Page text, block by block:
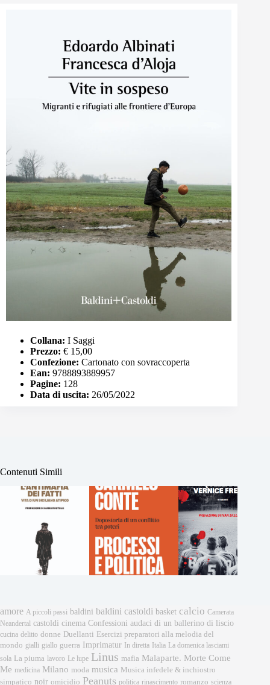
Collana: I Saggi
Prezzo: € 15,00
Confezione: Cartonato con sovraccoperta
Ean: 9788893889957
Pagine: 128
Data di uscita: 26/05/2022
Contenuti Simili
amore A piccoli passi baldini baldini castoldi basket calcio Camerata
Neandertal castoldi cinema Confessioni audaci di un ballerino di liscio
cucina delitto donne Duellanti Esercizi preparatori alla melodia del
mondo gialli giallo guerra Imprimatur In diretta Italia La domenica lasciami
sola La piuma lavoro Le lupe Linus mafia Malaparte. Morte Come
Me medicina Milano moda musica Musica infedele & inchiostro
simpatico noir omicidio Peanuts politica rinascimento romanzo scienza